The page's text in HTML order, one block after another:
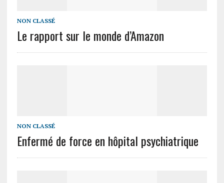
NON CLASSÉ
Le rapport sur le monde d’Amazon
NON CLASSÉ
Enfermé de force en hôpital psychiatrique